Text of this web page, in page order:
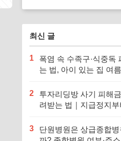
최신 글
1
폭염 속 수족구·식중독
는 법, 아이 있는 집 여
2
투자리딩방 사기 피해
려받는 법｜지급정지
3
단원병원은 상급종합